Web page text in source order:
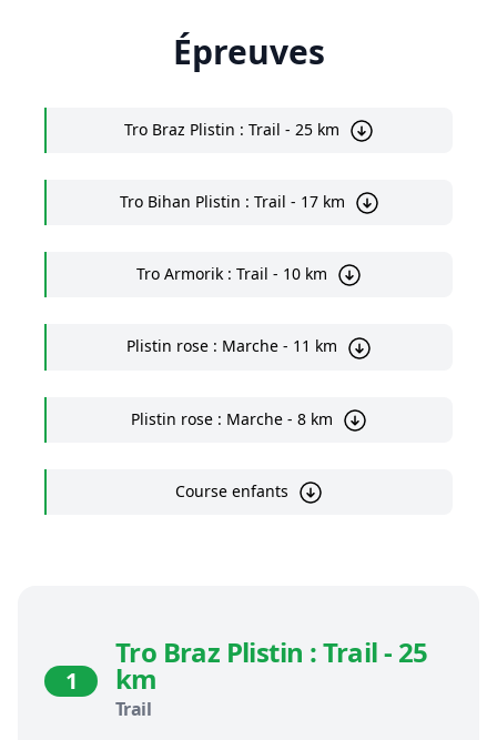
Épreuves
Tro Braz Plistin : Trail - 25 km
Tro Bihan Plistin : Trail - 17 km
Tro Armorik : Trail - 10 km
Plistin rose : Marche - 11 km
Plistin rose : Marche - 8 km
Course enfants
1
Tro Braz Plistin : Trail - 25
km
Trail